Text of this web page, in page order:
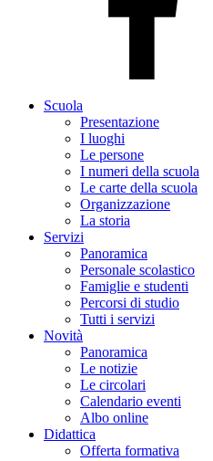
Scuola
Presentazione
I luoghi
Le persone
I numeri della scuola
Le carte della scuola
Organizzazione
La storia
Servizi
Panoramica
Personale scolastico
Famiglie e studenti
Percorsi di studio
Tutti i servizi
Novità
Panoramica
Le notizie
Le circolari
Calendario eventi
Albo online
Didattica
Offerta formativa